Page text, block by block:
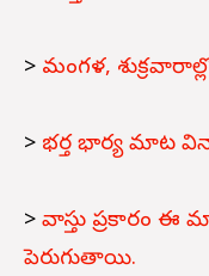
> మంగళ,
> భర్త భార్య మాట
> వాస్తు ప్రకారం ఈ
పెరుగుతాయి.